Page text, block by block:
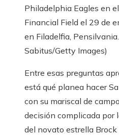
Philadelphia Eagles en
Financial Field el 29 de
en Filadelfia, Pensilvania.
Sabitus/Getty Images)
Entre esas preguntas
está qué planea hacer
con su mariscal de
decisión complicada por
del novato estrella Brock